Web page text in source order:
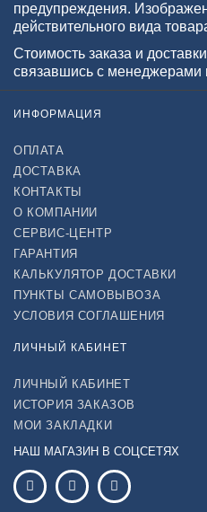
предупреждения.
действительного вида
Стоимость заказа и
связавшись с менеджерами
ИНФОРМАЦИЯ
ОПЛАТА
ДОСТАВКА
КОНТАКТЫ
О КОМПАНИИ
СЕРВИС-ЦЕНТР
ГАРАНТИЯ
КАЛЬКУЛЯТОР ДОСТАВКИ
ПУНКТЫ САМОВЫВОЗА
УСЛОВИЯ СОГЛАШЕНИЯ
ЛИЧНЫЙ КАБИНЕТ
ЛИЧНЫЙ КАБИНЕТ
ИСТОРИЯ ЗАКАЗОВ
МОИ ЗАКЛАДКИ
НАШ МАГАЗИН В СОЦСЕТЯХ